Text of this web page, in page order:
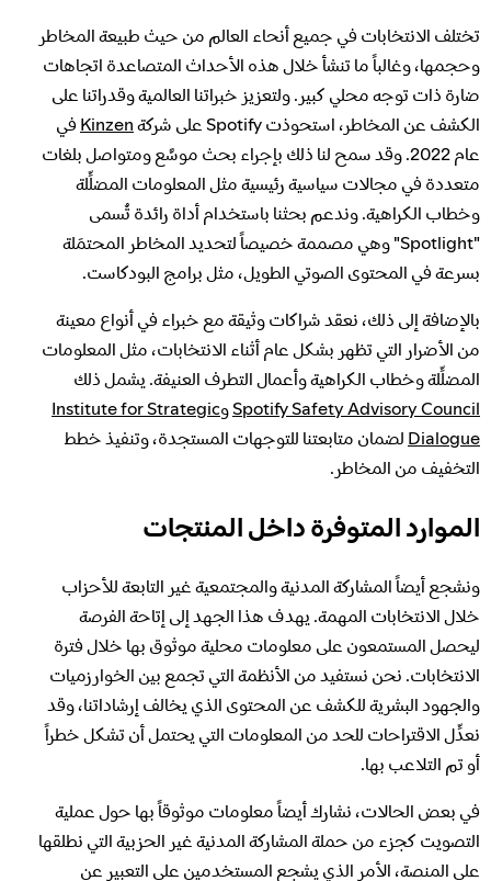
تختلف الانتخابات في جميع أنحاء العالم من حيث طبيعة المخاطر
وحجمها، وغالباً ما تنشأ خلال هذه الأحداث المتصاعدة اتجاهات
ضارة ذات توجه محلي كبير. ولتعزيز خبراتنا العالمية وقدراتنا على
الكشف عن المخاطر، استحوذت Spotify على شركة
Kinzen في
عام 2022. وقد سمح لنا ذلك بإجراء بحث موسَّع ومتواصل بلغات
متعددة في مجالات سياسية رئيسية مثل المعلومات المضلِّلة
وخطاب الكراهية. وندعم بحثنا باستخدام أداة رائدة تُسمى
"Spotlight" وهي مصممة خصيصاً لتحديد المخاطر المحتمَلة
بسرعة في المحتوى الصوتي الطويل، مثل برامج البودكاست.
بالإضافة إلى ذلك، نعقد شراكات وثيقة مع خبراء في أنواع معينة
من الأضرار التي تظهر بشكل عام أثناء الانتخابات، مثل المعلومات
المضلِّلة وخطاب الكراهية وأعمال التطرف العنيفة. يشمل ذلك
Spotify Safety Advisory CouncilوInstitute for Strategic
Dialogue لضمان متابعتنا للتوجهات المستجدة، وتنفيذ خطط
التخفيف من المخاطر.
الموارد المتوفرة داخل المنتجات
ونشجع أيضاً المشاركة المدنية والمجتمعية غير التابعة للأحزاب
خلال الانتخابات المهمة. يهدف هذا الجهد إلى إتاحة الفرصة
ليحصل المستمعون على معلومات محلية موثوق بها خلال فترة
الانتخابات. نحن نستفيد من الأنظمة التي تجمع بين الخوارزميات
والجهود البشرية للكشف عن المحتوى الذي يخالف إرشاداتنا، وقد
نعدِّل الاقتراحات للحد من المعلومات التي يحتمل أن تشكل خطراً
أو تم التلاعب بها.
في بعض الحالات، نشارك أيضاً معلومات موثوقاً بها حول عملية
التصويت كجزء من حملة المشاركة المدنية غير الحزبية التي نطلقها
على المنصة، الأمر الذي يشجع المستخدمين على التعبير عن